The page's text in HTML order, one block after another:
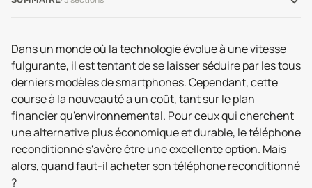
Dans un monde où la technologie évolue à une vitesse
fulgurante, il est tentant de se laisser séduire par les tous
derniers modèles de smartphones. Cependant, cette
course à la nouveauté a un coût, tant sur le plan
financier qu'environnemental. Pour ceux qui cherchent
une alternative plus économique et durable, le téléphone
reconditionné s'avère être une excellente option. Mais
alors, quand faut-il acheter son téléphone reconditionné
?